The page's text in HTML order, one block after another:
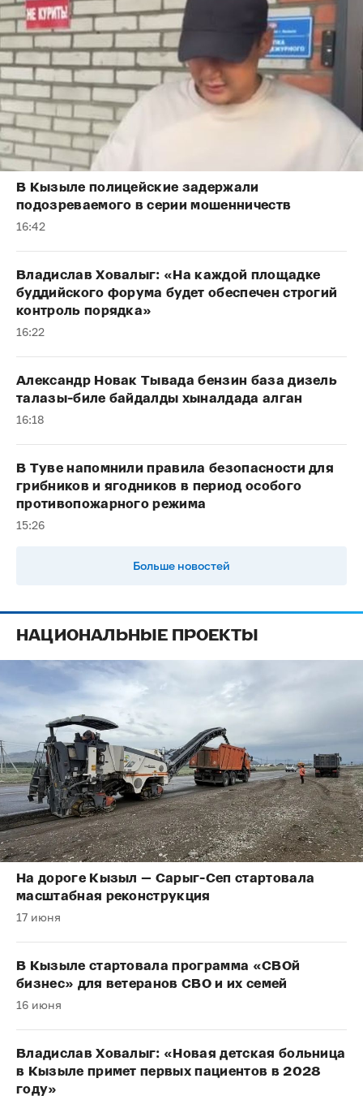
В Кызыле полицейские задержали
подозреваемого в серии мошенничеств
16:42
Владислав Ховалыг: «На каждой площадке
буддийского форума будет обеспечен строгий
контроль порядка»
16:22
Александр Новак Тывада бензин база дизель
талазы-биле байдалды хыналдада алган
16:18
В Туве напомнили правила безопасности для
грибников и ягодников в период особого
противопожарного режима
15:26
Больше новостей
НАЦИОНАЛЬНЫЕ ПРОЕКТЫ
На дороге Кызыл — Сарыг-Сеп стартовала
масштабная реконструкция
17 июня
В Кызыле стартовала программа «СВОй
бизнес» для ветеранов СВО и их семей
16 июня
Владислав Ховалыг: «Новая детская больница
в Кызыле примет первых пациентов в 2028
году»